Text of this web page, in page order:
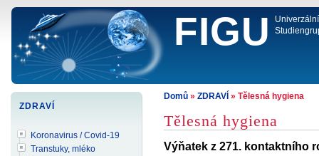
FIGU
Domů » ZDRAVÍ » Tělesná hygiena
Tělesná hygiena
Výňatek z 271. kontaktního
ZDRAVÍ
Koronavirus / Covid-19
Transtuky, mléko